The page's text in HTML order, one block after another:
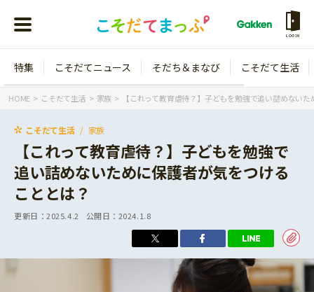
LOGIN
年齢から探す
3歳
年中
年長
小学2年生
特集 こそだてニュース そだち＆まなび こそだて生活
HOME こそだて生活 家族 【これって教育虐待？】子どもを勉強で追い詰めない
こそだて生活 家族
【これって教育虐待？】子どもを勉強で
追い詰めないために保護者が気をつける
こととは？
更新日：2025.4.2 公開日： 2024.1.8